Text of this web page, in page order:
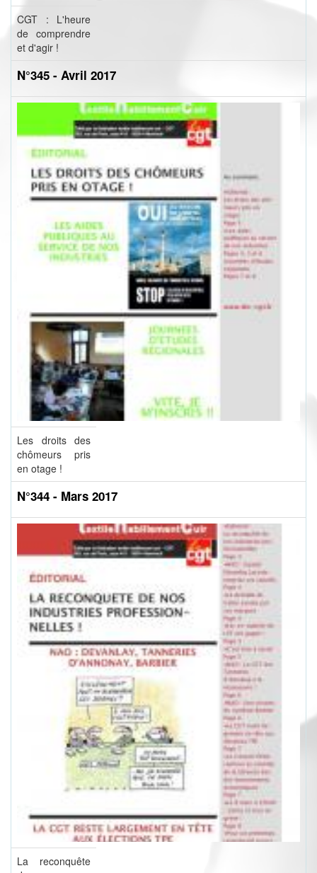
CGT : L'heure
de comprendre
et d'agir !
N°345 - Avril 2017
Les droits des
chômeurs pris
en otage !
N°344 - Mars 2017
La reconquête